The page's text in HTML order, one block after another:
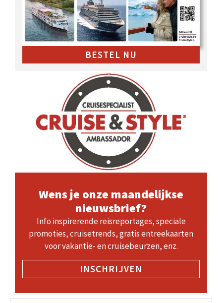
BESTEL NU
Wens je onze maandelijkse
nieuwsbrief?
Info inspirerende reisreportages, speciale
promoties, cruisetrends, gratis entreekaarten
voor vakantie- en cruisebeurzen, enz.
INSCHRIJVEN